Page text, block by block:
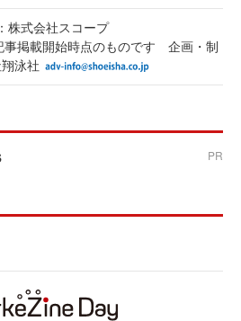
株式会社スコープ
事掲載開始時点のものです 企画・制
泳社
PR